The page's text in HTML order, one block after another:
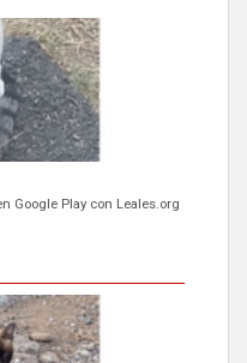
Google Play con Leales.org